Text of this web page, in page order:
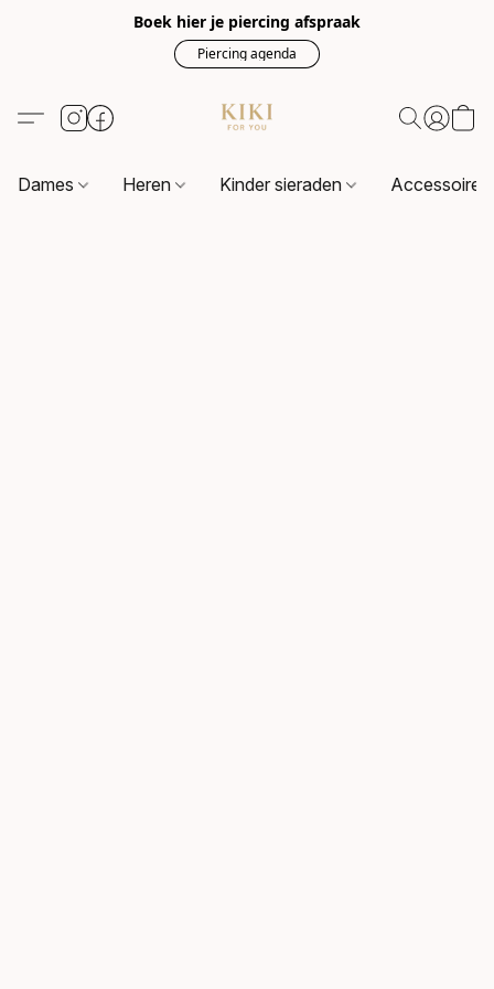
Boek hier je piercing afspraak
Piercing agenda
Dames Heren Kinder sieraden Accessoires